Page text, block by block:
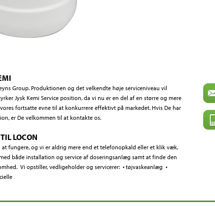
Group. Produktionen og det velkendte høje serviceniveau vil
Jysk Kemi Service position, da vi nu er en del af en større og mere
fortsatte evne til at konkurrere effektivt på markedet. Hvis De har
er De velkommen til at kontakte os.
LOCON
fungere, og vi er aldrig mere end et telefonopkald eller et klik væk,
både installation og service af doseringsanlæg samt at finde den
Vi opstiller, vedligeholder og servicerer: • tøjvaskeanlæg •